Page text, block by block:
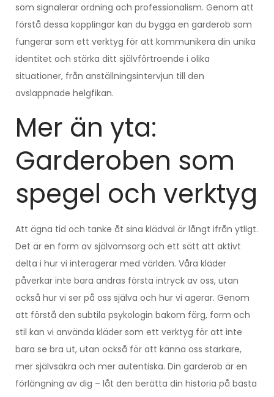
som signalerar ordning och professionalism. Genom att
förstå dessa kopplingar kan du bygga en garderob som
fungerar som ett verktyg för att kommunikera din unika
identitet och stärka ditt självförtroende i olika
situationer, från anställningsintervjun till den
avslappnade helgfikan.
Mer än yta:
Garderoben som
spegel och verktyg
Att ägna tid och tanke åt sina klädval är långt ifrån ytligt.
Det är en form av självomsorg och ett sätt att aktivt
delta i hur vi interagerar med världen. Våra kläder
påverkar inte bara andras första intryck av oss, utan
också hur vi ser på oss själva och hur vi agerar. Genom
att förstå den subtila psykologin bakom färg, form och
stil kan vi använda kläder som ett verktyg för att inte
bara se bra ut, utan också för att känna oss starkare,
mer självsäkra och mer autentiska. Din garderob är en
förlängning av dig – låt den berätta din historia på bästa